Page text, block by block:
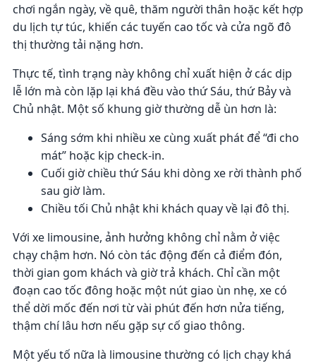
chơi ngắn ngày, về quê, thăm người thân hoặc kết hợp
du lịch tự túc, khiến các tuyến cao tốc và cửa ngõ đô
thị thường tải nặng hơn.
Thực tế, tình trạng này không chỉ xuất hiện ở các dịp
lễ lớn mà còn lặp lại khá đều vào thứ Sáu, thứ Bảy và
Chủ nhật. Một số khung giờ thường dễ ùn hơn là:
Sáng sớm khi nhiều xe cùng xuất phát để “đi cho
mát” hoặc kịp check-in.
Cuối giờ chiều thứ Sáu khi dòng xe rời thành phố
sau giờ làm.
Chiều tối Chủ nhật khi khách quay về lại đô thị.
Với xe limousine, ảnh hưởng không chỉ nằm ở việc
chạy chậm hơn. Nó còn tác động đến cả điểm đón,
thời gian gom khách và giờ trả khách. Chỉ cần một
đoạn cao tốc đông hoặc một nút giao ùn nhẹ, xe có
thể dời mốc đến nơi từ vài phút đến hơn nửa tiếng,
thậm chí lâu hơn nếu gặp sự cố giao thông.
Một yếu tố nữa là limousine thường có lịch chạy khá